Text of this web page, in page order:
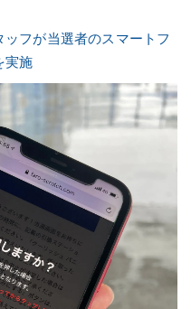
フが当選者のスマートフ
実施